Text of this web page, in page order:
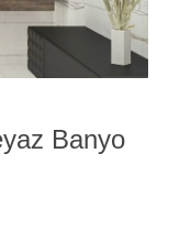
Banyo